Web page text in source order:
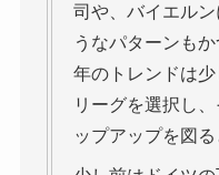
司や、バイエル
うなパターンも
年のトレンドは
リーグを選択し
ップアップを図る